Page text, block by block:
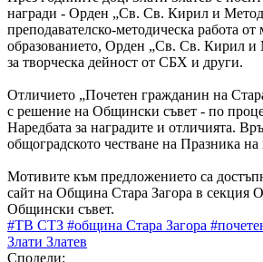
награди - Орден „Св. Св. Кирил и
преподавателско-методическа работа от
образованието, Орден „Св. Св. Кирил и
за творческа дейност от СБХ и други.
Отличието „Почетен гражданин на
с решение на Общински съвет - по
Наредбата за наградите и отличията.
общоградското честване на Празника
Мотивите към предложението са
сайт на Община Стара Загора в секция
Общински съвет.
#ТВ СТЗ #община Стара Загора
Злати Златев
Сподели: